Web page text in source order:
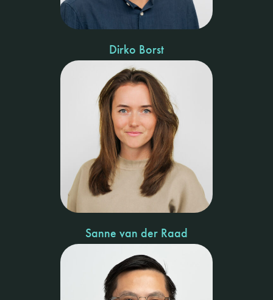
Dirko Borst
Sanne van der Raad